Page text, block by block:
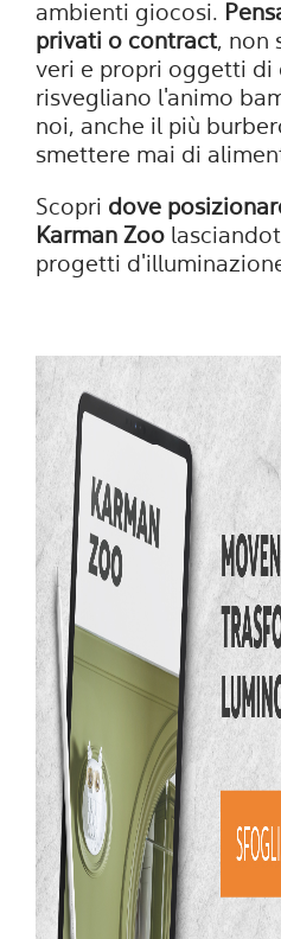
ambienti giocosi.
privati o contract, non
veri e propri oggetti di
risvegliano l'animo
noi, anche il più
smettere mai di
Scopri dove
Karman Zoo
progetti